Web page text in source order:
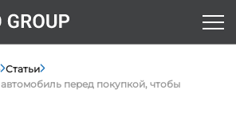
Статьи
перед покупкой, чтобы